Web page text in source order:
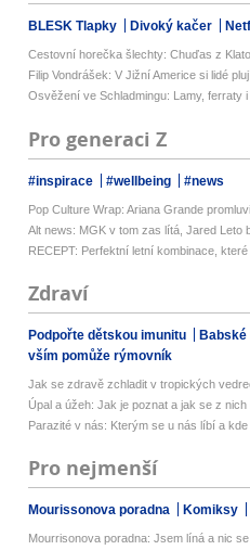
BLESK Tlapky Divoký kačer
Cestovní horečka šlechty: Chuďas z
Filip Vondrášek: V Jižní Americe si lidé
Osvěžení ve Schladmingu: Lamy, ferraty
Pro generaci Z
#inspirace #wellbeing #news
Pop Culture Wrap: Ariana Grande
Alt news: MGK v tom zas lítá, Jared Leto
RECEPT: Perfektní letní kombinace,
Zdraví
Podpořte dětskou imunitu Babské
vším pomůže rýmovník
Jak se zdravě zchladit v tropických
Úpal a úžeh: Jak je poznat a jak se z
Parazité v nás: Kterým se u nás líbí a kde
Pro nejmenší
Mourissonova poradna Komiksy
Mourrisonova poradna: Jsem líná a nic se